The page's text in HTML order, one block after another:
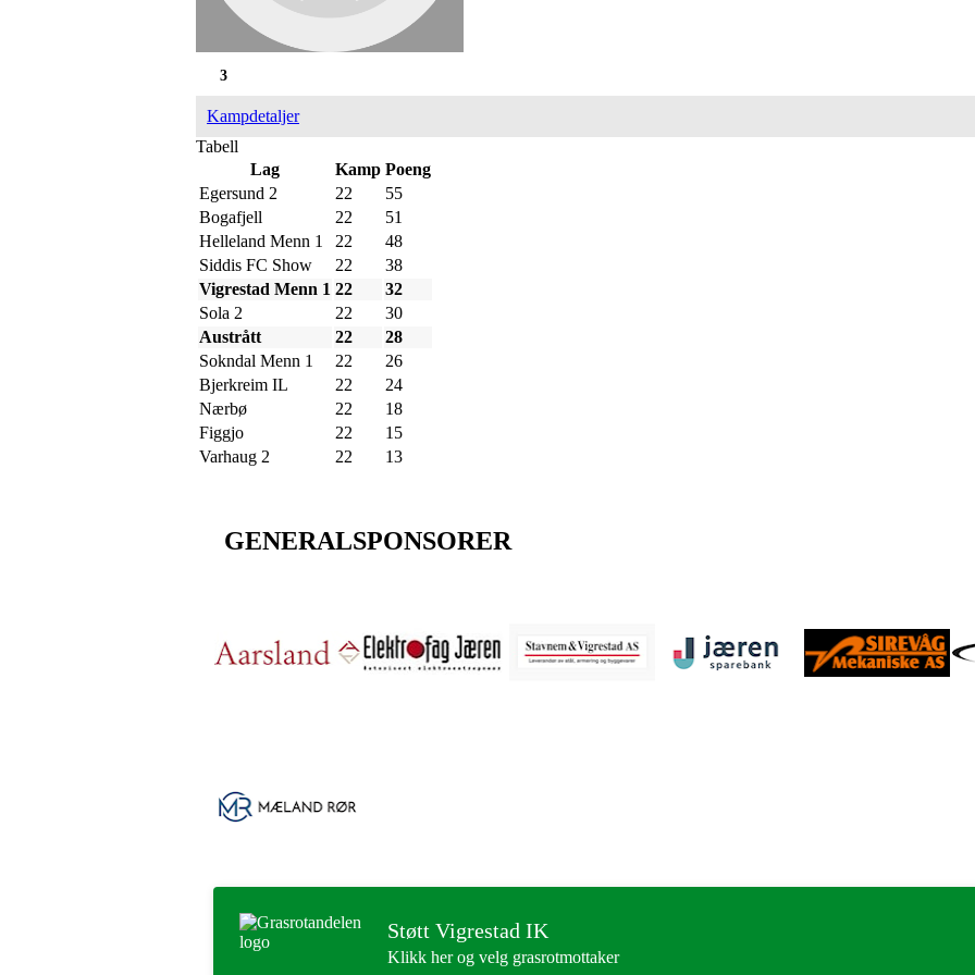
3
Kampdetaljer
Tabell
Lag
Kamp Poeng
Egersund 2
22
55
Bogafjell
22
51
Helleland Menn 1
22
48
Siddis FC Show
22
38
Vigrestad Menn 1 22
32
Sola 2
22
30
Austrått
22
28
Sokndal Menn 1
22
26
Bjerkreim IL
22
24
Nærbø
22
18
Figgjo
22
15
Varhaug 2
22 13
GENERALSPONSORER
Støtt Vigrestad IK
Klikk her og velg grasrotmottaker